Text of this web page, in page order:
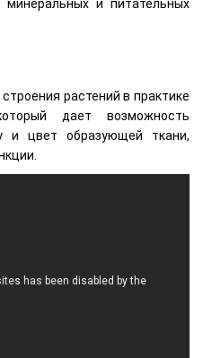
минеральных и питательных
растений в практике
дает возможность
и цвет образующей ткани,